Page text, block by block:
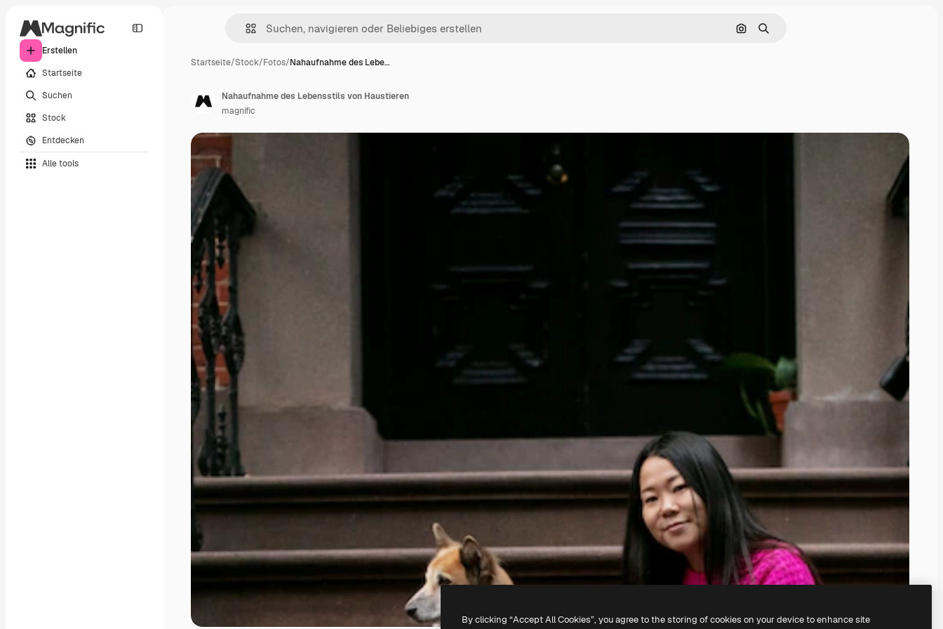
Erstellen
Startseite
Suchen
Stock
Entdecken
Alle tools
Nach Bild suchen
Suchen
Startseite/Stock/Fotos/Nahaufnahme des Lebe…
Nahaufnahme des Lebensstils von Haustieren
magnific
By clicking “Accept All Cookies”, you agree to the storing of cookies on your device to enhance site